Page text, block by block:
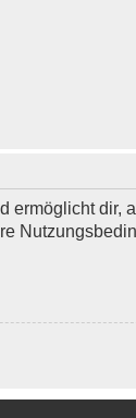
ermöglicht dir,